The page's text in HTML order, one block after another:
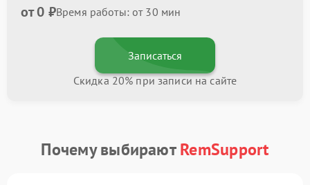
от 0 ₽Время работы: от 30 мин
Записаться
Скидка 20% при записи на сайте
Почему выбираютRemSupport